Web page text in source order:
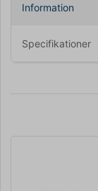
Information
Specifikationer